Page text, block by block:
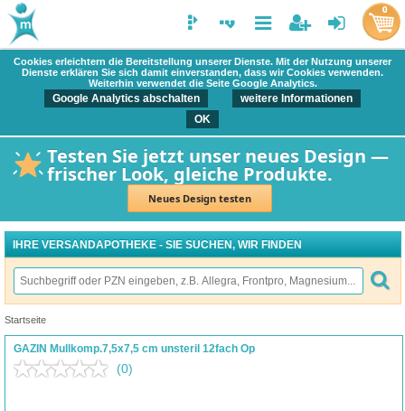
Cookies erleichtern die Bereitstellung unserer Dienste. Mit der Nutzung unserer
Dienste erklären Sie sich damit einverstanden, dass wir Cookies verwenden.
Weiterhin verwendet die Seite Google Analytics.
Google Analytics abschalten
weitere Informationen
OK
Testen Sie jetzt unser neues Design —
frischer Look, gleiche Produkte.
Neues Design testen
0
IHRE VERSANDAPOTHEKE - SIE SUCHEN, WIR FINDEN
Startseite
GAZIN Mullkomp.7,5x7,5 cm unsteril 12fach Op
(0)